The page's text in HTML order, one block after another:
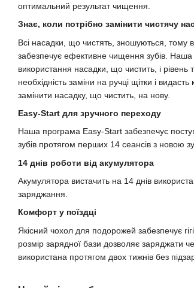
оптимальний результат чищення.
Знає, коли потрібно замінити чистячу
Всі насадки, що чистять, зношуються,
забезпечує ефективне чищення зубів. Наша
використання насадки, що чистить, і
необхідність заміни на ручці щітки і
замінити насадку, що чистить, на нову.
Easy-Start для зручного переходу
Наша програма Easy-Start забезпечує
зубів протягом перших 14 сеансів з новою
14 днів роботи від акумулятора
Акумулятора вистачить на 14 днів
заряджання.
Комфорт у поїздці
Якісний чохол для подорожей забезпечує
розмір зарядної бази дозволяє заряджати
використана протягом двох тижнів без